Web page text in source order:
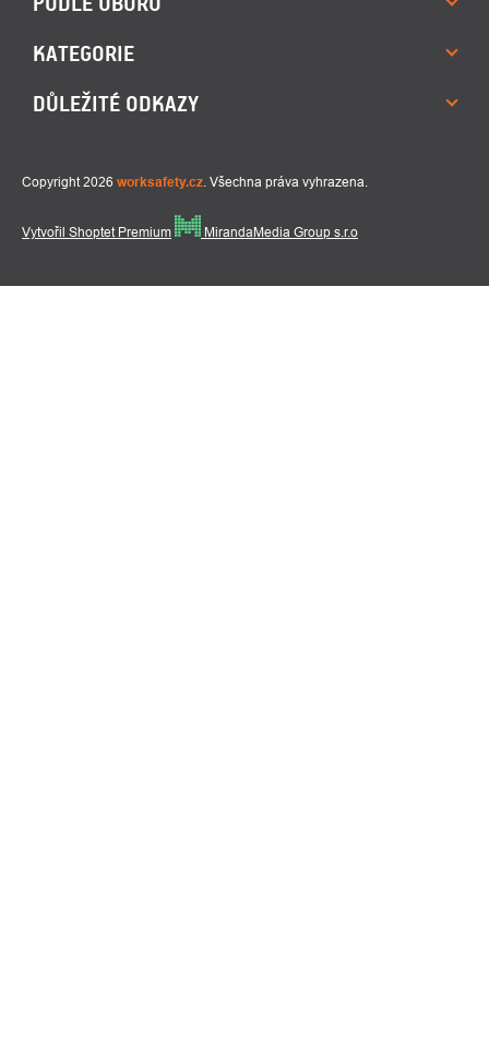
KATEGORIE
DŮLEŽITÉ ODKAZY
Vytvořil Shoptet Premium MirandaMedia Group s.r.o
Copyright 2026 worksafety.cz. Všechna práva vyhrazena.